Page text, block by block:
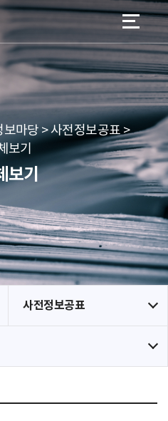
로가기
로가기
마당 > 사전정보공표 >
보기
보기
사전정보공표